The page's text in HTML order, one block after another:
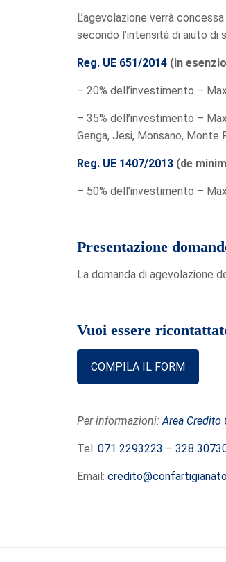
L’agevolazione verrà
secondo l’intensità di aiuto di
Reg. UE 651/2014 (in
– 20% dell’investimento –
– 35% dell’investimento –
Genga, Jesi, Monsano,
Reg. UE 1407/2013 (de
– 50% dell’investimento –
Presentazione
La domanda di agevolazione
Vuoi essere
COMPILA IL FORM
Per informazioni:Area
Tel:071 2293223 –328
Email: